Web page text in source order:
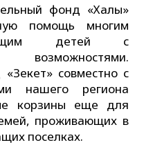
фонд «Халық»
помощь многим
детей с
совместно с
нашего региона
корзины еще для
проживающих в
поселках.